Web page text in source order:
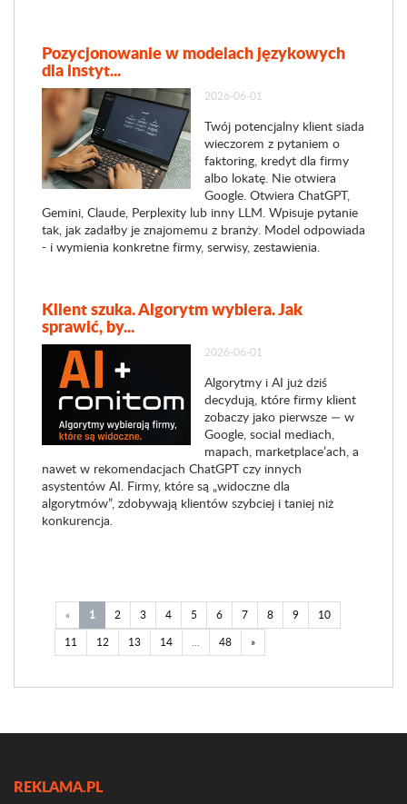
Pozycjonowanie w modelach językowych
dla instyt...
2026-06-01
Twój potencjalny klient siada
wieczorem z pytaniem o
faktoring, kredyt dla firmy
albo lokatę. Nie otwiera
Google. Otwiera ChatGPT,
Gemini, Claude, Perplexity lub inny LLM. Wpisuje pytanie
tak, jak zadałby je znajomemu z branży. Model odpowiada
- i wymienia konkretne firmy, serwisy, zestawienia.
Klient szuka. Algorytm wybiera. Jak
sprawić, by...
2026-06-01
Algorytmy i AI już dziś
decydują, które firmy klient
zobaczy jako pierwsze — w
Google, social mediach,
mapach, marketplace’ach, a
nawet w rekomendacjach ChatGPT czy innych
asystentów AI. Firmy, które są „widoczne dla
algorytmów”, zdobywają klientów szybciej i taniej niż
konkurencja.
« 1 2 3 4 5 6 7 8 9
10
11
12 13 14 ... 48 »
REKLAMA.PL